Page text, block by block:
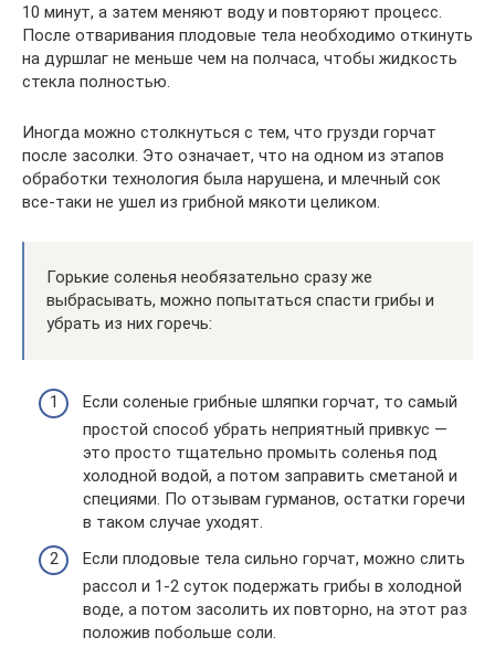
10 минут, а затем меняют воду и повторяют процесс.
После отваривания плодовые тела необходимо откинуть
на дуршлаг не меньше чем на полчаса, чтобы жидкость
стекла полностью.
Иногда можно столкнуться с тем, что грузди горчат
после засолки. Это означает, что на одном из этапов
обработки технология была нарушена, и млечный сок
все-таки не ушел из грибной мякоти целиком.
Горькие соленья необязательно сразу же
выбрасывать, можно попытаться спасти грибы и
убрать из них горечь:
Если соленые грибные шляпки горчат, то самый
простой способ убрать неприятный привкус —
это просто тщательно промыть соленья под
холодной водой, а потом заправить сметаной и
специями. По отзывам гурманов, остатки горечи
в таком случае уходят.
Если плодовые тела сильно горчат, можно слить
рассол и 1-2 суток подержать грибы в холодной
воде, а потом засолить их повторно, на этот раз
положив побольше соли.